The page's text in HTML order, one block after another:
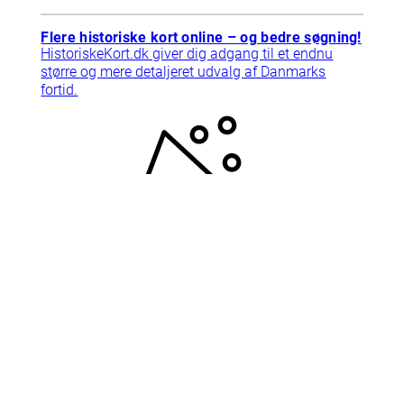
Flere historiske kort online – og bedre søgning!
HistoriskeKort.dk giver dig adgang til et endnu
større og mere detaljeret udvalg af Danmarks
fortid.